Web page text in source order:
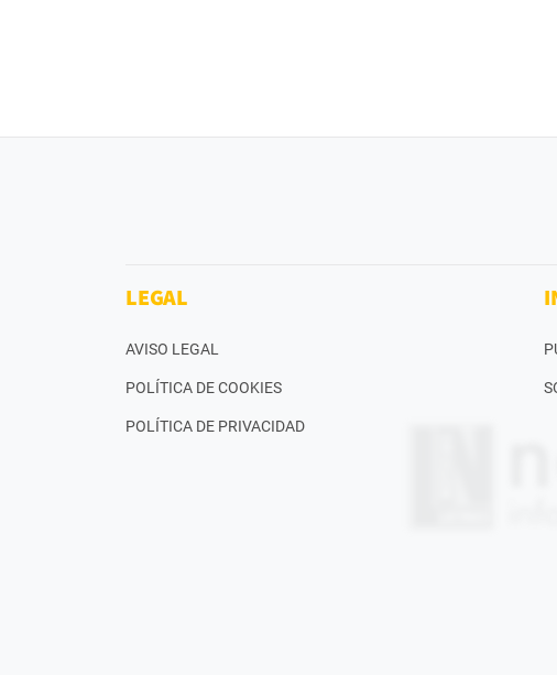
LEGAL
AVISO LEGAL
POLÍTICA DE COOKIES
POLÍTICA DE PRIVACIDAD